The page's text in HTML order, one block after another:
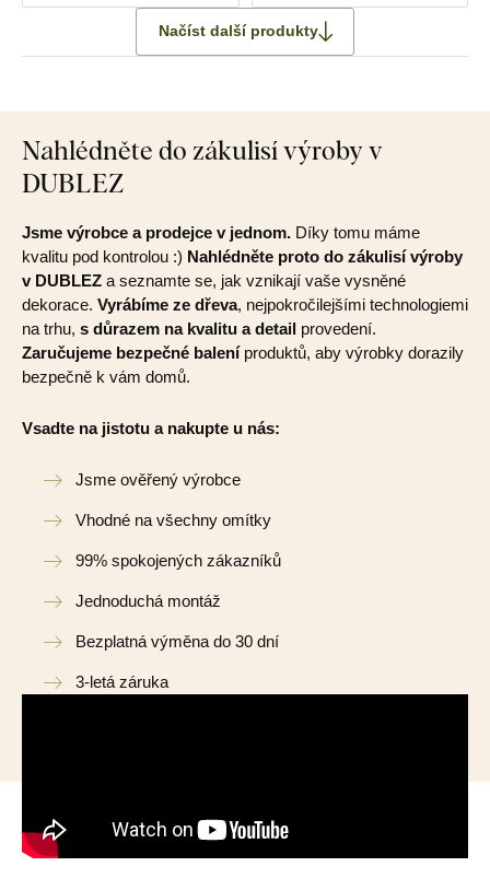
Načíst další produkty
Nahlédněte do zákulisí výroby v
DUBLEZ
Jsme výrobce a prodejce v jednom. Díky tomu máme
kvalitu pod kontrolou :) Nahlédněte proto do zákulisí výroby
v DUBLEZ a seznamte se, jak vznikají vaše vysněné
dekorace. Vyrábíme ze dřeva, nejpokročilejšími technologiemi
na trhu, s důrazem na kvalitu a detail provedení.
Zaručujeme bezpečné baleníproduktů, aby výrobky dorazily
bezpečně k vám domů.
Vsadte na jistotu a nakupte u nás:
Jsme ověřený výrobce
Vhodné na všechny omítky
99% spokojených zákazníků
Jednoduchá montáž
Bezplatná výměna do 30 dní
3-letá záruka